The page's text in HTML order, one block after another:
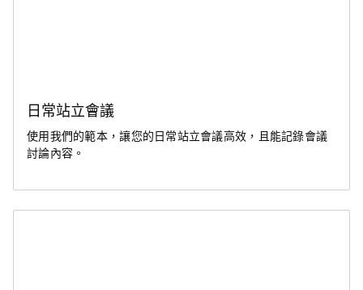
日常站立會議
使用我們的範本，讓您的日常站立會議高效，且能記錄會議
討論內容。